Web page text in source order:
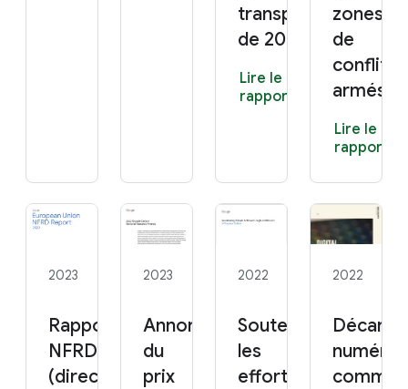
transparence
de 2022
Lire le
rapport
zones
de
conflits
armés
Lire le
rapport
2023
Rapport
NFRD 2023
(directive
2023
Annonce
du
prix
2022
Soutenir
les
efforts
2022